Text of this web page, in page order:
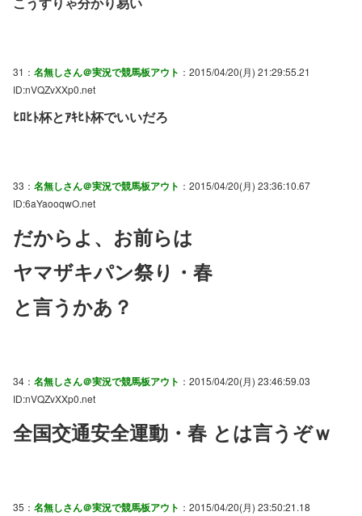
31： 名無しさん＠実況で競馬板アウト ：2015/04/20(月) 21:29:55.21
ID:nVQZvXXp0.net
ﾋﾛﾋﾄ杯とｱｷﾋﾄ杯でいいだろ
33： 名無しさん＠実況で競馬板アウト ：2015/04/20(月) 23:36:10.67
ID:6aYaooqwO.net
だからよ、お前らは
ヤマザキパン祭り・春
と言うかあ？
34： 名無しさん＠実況で競馬板アウト ：2015/04/20(月) 23:46:59.03
ID:nVQZvXXp0.net
全国交通安全運動・春 とは言うぞｗ
35： 名無しさん＠実況で競馬板アウト ：2015/04/20(月) 23:50:21.18